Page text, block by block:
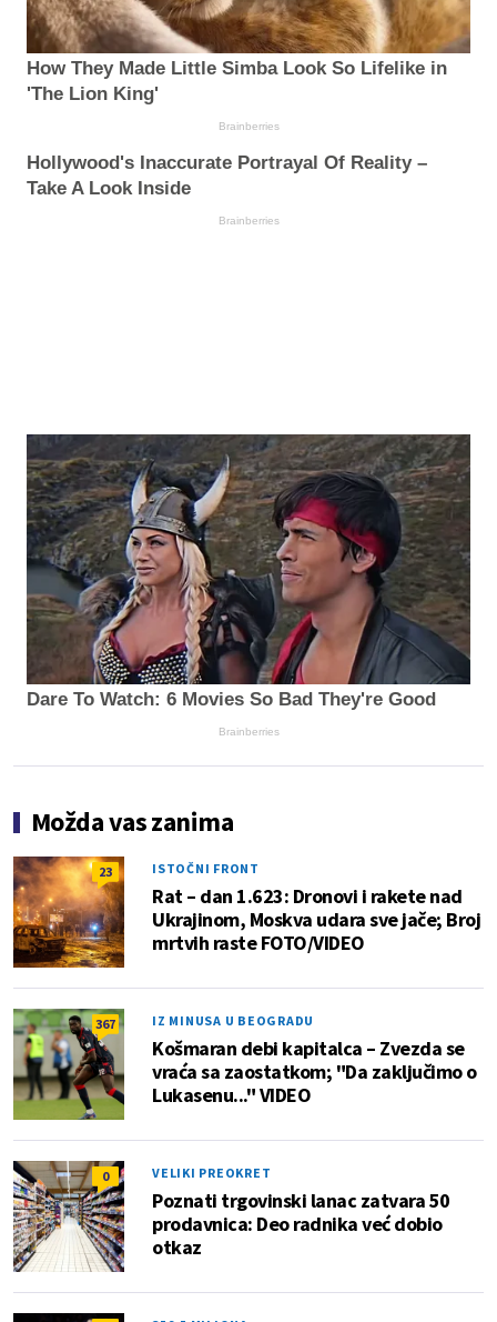
How They Made Little Simba Look So Lifelike in
'The Lion King'
Brainberries
Hollywood's Inaccurate Portrayal Of Reality –
Take A Look Inside
Brainberries
Dare To Watch: 6 Movies So Bad They're Good
Brainberries
Možda vas zanima
23 ISTOČNI FRONT
Rat – dan 1.623: Dronovi i rakete nad
Ukrajinom, Moskva udara sve jače; Broj
mrtvih raste FOTO/VIDEO
367 IZ MINUSA U BEOGRADU
Košmaran debi kapitalca – Zvezda se
vraća sa zaostatkom; "Da zaključimo o
Lukasenu..." VIDEO
0 VELIKI PREOKRET
Poznati trgovinski lanac zatvara 50
prodavnica: Deo radnika već dobio
otkaz